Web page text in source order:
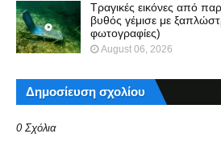
Τραγικές εικόνες από
βυθός γέμισε με
φωτογραφίες)
August 06, 2026
Δημοσίευση σχολίου
0 Σχόλια